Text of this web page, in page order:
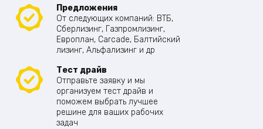
Предложения
От следующих компаний: ВТБ,
Сберлизинг, Газпромлизинг,
Европлан, Carcade, Балтийский
лизинг, Альфализинг и др
Тест драйв
Отправьте заявку и мы
организуем тест драйв и
поможем выбрать лучшее
решине для ваших рабочих
задач